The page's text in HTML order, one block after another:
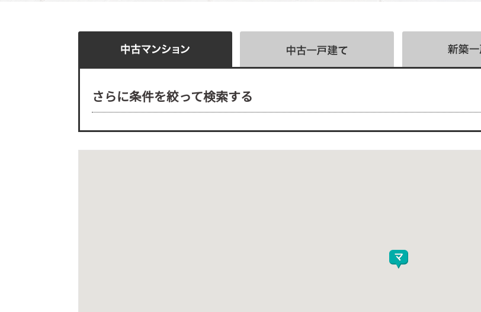
さらに条件を絞って検索する